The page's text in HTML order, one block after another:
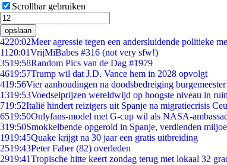
Scrollbar gebruiken
opslaan
4220:02Meer agressie tegen een andersluidende politieke
11 20:01VrijMiBabes #316 (not very sfw!)
3519:58Random Pics van de Dag #1979
4619:57Trump wil dat J.D. Vance hem in 2028 opvolgt
419:56Vier aanhoudingen na doodsbedreiging
1319:53Voedselprijzen wereldwijd op hoogste niveau in
719:52Italië hindert reizigers uit Spanje na migratiecrisis
6519:50Onlyfans-model met G-cup wil als NASA-
319:50Smokkelbende opgerold in Spanje, verdienden
1919:45Quake krijgt na 30 jaar een gratis uitbreiding
2519:43Peter Faber (82) overleden
2919:41Tropische hitte keert zondag terug met lokaal 32